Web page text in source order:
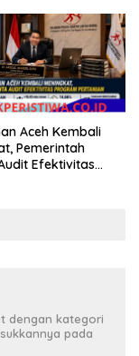
dan Kepastian
Indonesia
Aceh Kembali
Pemerintah
Efektivitas
dengan kategori
pada